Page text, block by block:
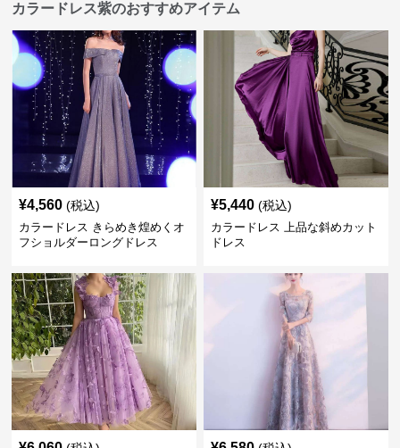
カラードレス紫のおすすめアイテム
¥4,560 (税込)
カラードレス きらめき煌めくオ
フショルダーロングドレス
¥5,440 (税込)
カラードレス 上品な斜めカット
ドレス